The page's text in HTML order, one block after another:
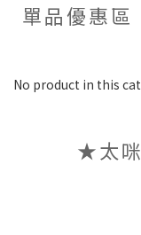
單品優惠
No product in this
★太